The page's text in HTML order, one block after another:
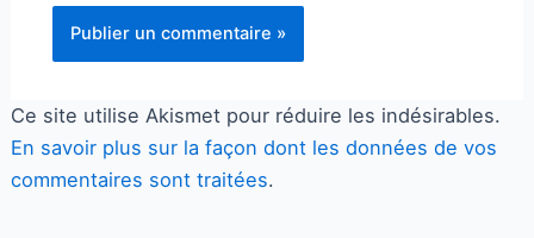
Ce site utilise Akismet pour réduire les indésirables.
En savoir plus sur la façon dont les données de vos
commentaires sont traitées.